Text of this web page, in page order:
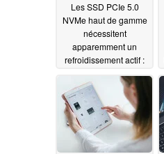
Les SSD PCIe 5.0
NVMe haut de gamme
nécessitent
apparemment un
refroidissement actif :
Phison évoque des
solutions pour
contourner cela sur les
ordinateurs portables
et les PC compacts
03/30/2022